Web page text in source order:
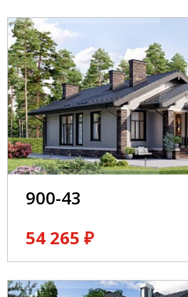
900-43
54 265 ₽